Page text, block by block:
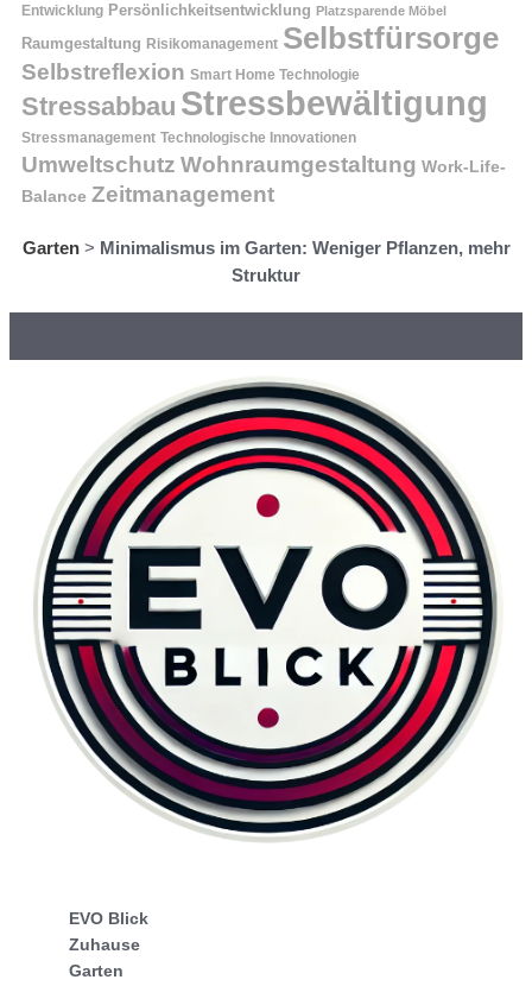
Entwicklung Persönlichkeitsentwicklung Platzsparende Möbel
Raumgestaltung Risikomanagement Selbstfürsorge
Selbstreflexion Smart Home Technologie
Stressabbau Stressbewältigung
Stressmanagement Technologische Innovationen
Umweltschutz Wohnraumgestaltung Work-Life-
Balance Zeitmanagement
Garten> Minimalismus im Garten: Weniger Pflanzen, mehr
Struktur
EVO Blick
Zuhause
Garten